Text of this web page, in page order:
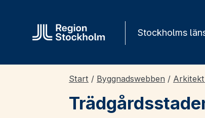
Stockholms
Start / Byggnadswebben /